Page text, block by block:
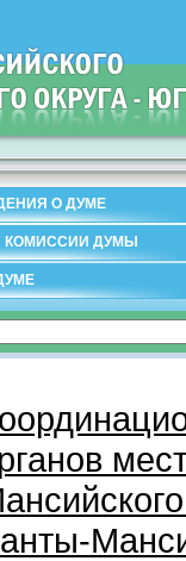
О ДУМЕ
КОМИССИИ ДУМЫ